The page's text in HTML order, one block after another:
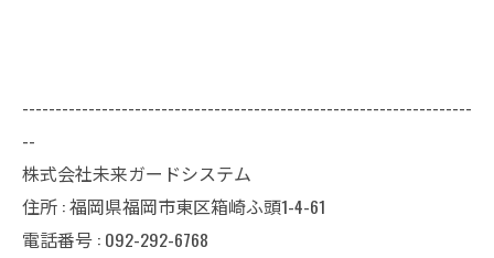
--------------------------------------------------------------------
--
株式会社未来ガードシステム
住所 : 福岡県福岡市東区箱崎ふ頭1-4-61
電話番号 : 092-292-6768